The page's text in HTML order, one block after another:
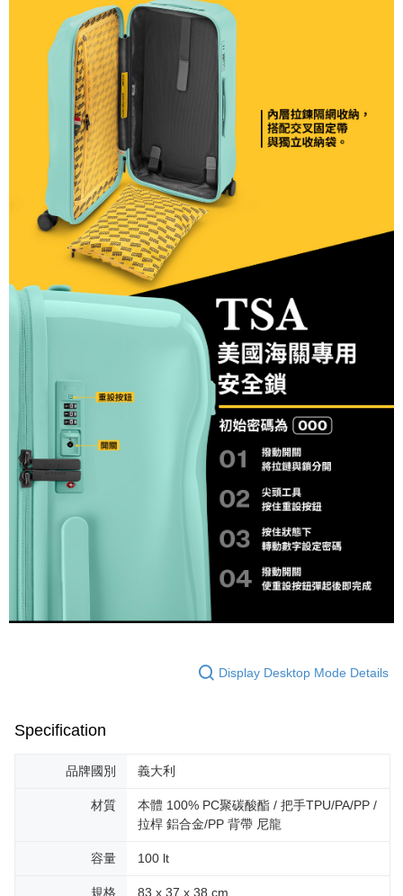
Display Desktop Mode Details
Specification
品牌國別 義大利
材質
本體 100% PC聚碳酸酯 / 把手TPU/PA/PP /
拉桿 鋁合金/PP 背帶 尼龍
容量 100 lt
規格 83 x 37 x 38 cm